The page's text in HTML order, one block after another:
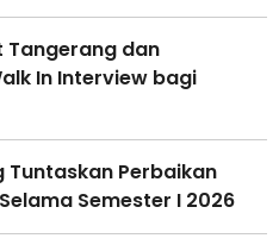
Tangerang dan
In Interview bagi
Tuntaskan Perbaikan
Semester I 2026